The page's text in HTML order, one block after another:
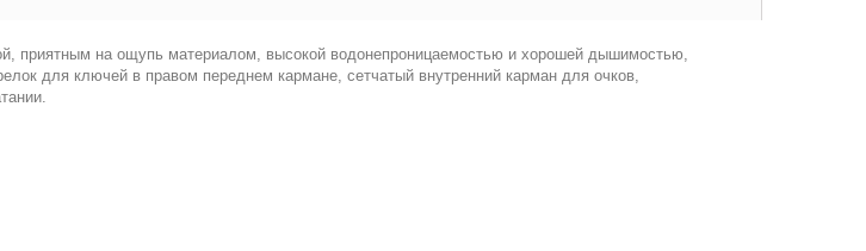
приятным на ощупь материалом, высокой водонепроницаемостью и хорошей дышимостью,
для ключей в правом переднем кармане, сетчатый внутренний карман для очков,